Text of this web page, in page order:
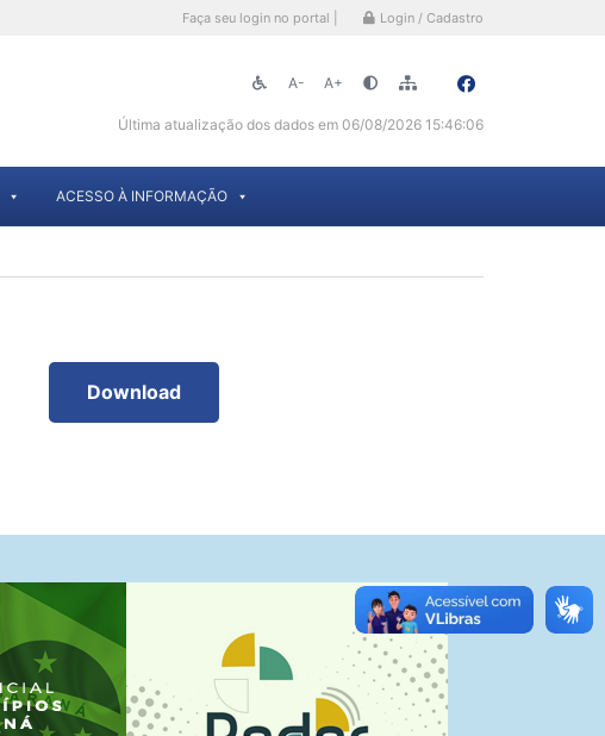
Faça seu login no portal | Login / Cadastro
A- A+
Última atualização dos dados em 06/08/2026 15:46:06
ACESSO À INFORMAÇÃO
Download